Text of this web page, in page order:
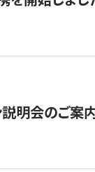
明会のご案